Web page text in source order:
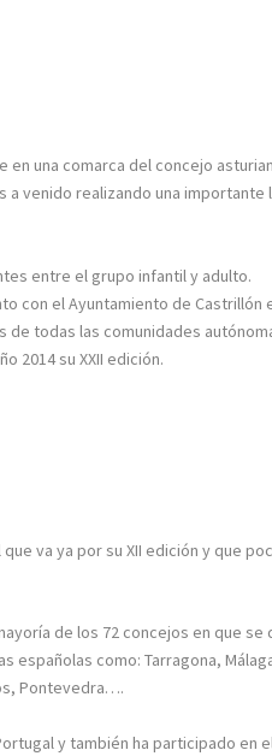
en una comarca del concejo
venido realizando una
entre el grupo infantil y adulto.
el Ayuntamiento de Castrillón el
de todas las comunidades
2014 su XXII edición.
va ya por su XII edición y que
de los 72 concejos en que se
como: Tarragona,
Pontevedra….
y también ha participado en